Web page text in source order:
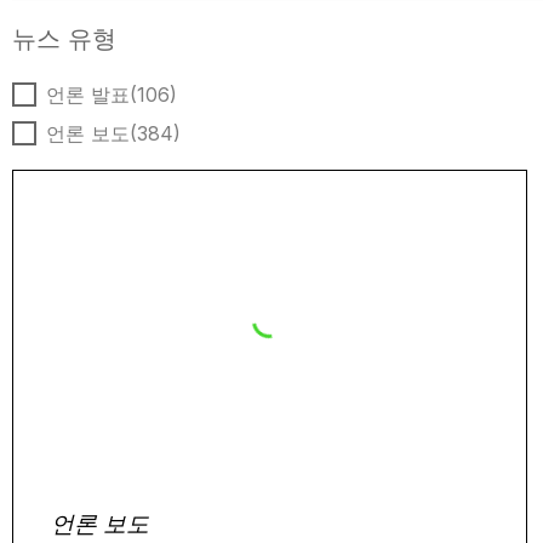
뉴스 유형
뉴스 유형
언론 발표(106)
언론 보도(384)
언론 보도